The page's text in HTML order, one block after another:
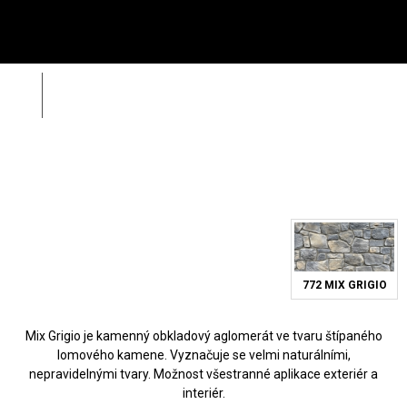
772 MIX GRIGIO
Mix Grigio je kamenný obkladový aglomerát ve tvaru štípaného
lomového kamene. Vyznačuje se velmi naturálními,
nepravidelnými tvary. Možnost všestranné aplikace exteriér a
interiér.